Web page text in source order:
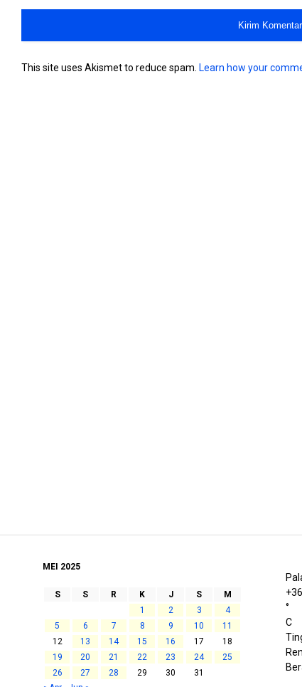
This site uses Akismet to reduce spam. Learn how your
MEI 2025
S S R K J S
M
1
2 3
4
5
6 7 8 9 10
11
12
13 14 15 16 17
18
19
20 21 22 23 24
25
26
27 28 29 30
31
+36
°
C